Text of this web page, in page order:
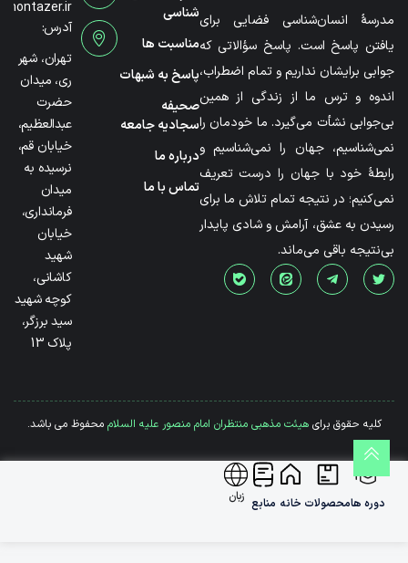
مدرسۀ انسان‌شناسی فضایی برای
یافتن پاسخ است. پاسخ سؤالاتی که
جوابی برایشان نداریم و تمام اضطراب،
اندوه و ترس ما از زندگی از همین
بی‌جوابی نشأت می‌گیرد. ما خودمان را
نمی‌شناسیم، جهان را نمی‌شناسیم و
رابطۀ خود با جهان را درست تعریف
نمی‌کنیم؛ در نتیجه تمام تلاش ما برای
رسیدن به عشق، آرامش و شادی پایدار
بی‌نتیجه باقی می‌ماند.
شناسی
مناسبت ها
پاسخ به شبهات
صحیفه
سجادیه جامعه
درباره ما
تماس با ما
آدرس:
تهران، شهر
ری، میدان
حضرت
عبدالعظیم،
خیابان قم،
نرسیده به
میدان
فرمانداری،
خیابان
شهید
کاشانی،
کوچه شهید
سید برزگر،
پلاک 13
کلیه حقوق برایهیئت مذهبی منتظران امام منصور علیه السلاممحفوظ می باشد.
دوره هامحصولات خانه منابع زبان